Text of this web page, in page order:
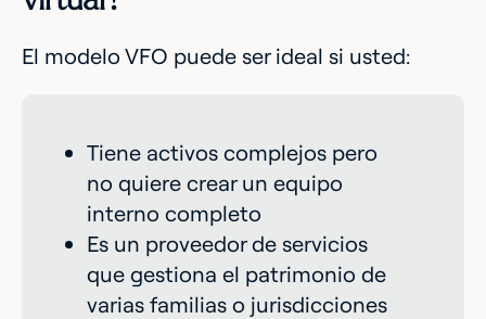
El modelo VFO puede ser ideal si usted:
Tiene activos complejos pero
no quiere crear un equipo
interno completo
Es un proveedor de servicios
que gestiona el patrimonio de
varias familias o jurisdicciones